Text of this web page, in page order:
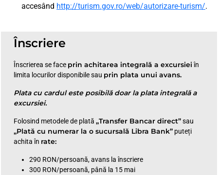
accesând http://turism.gov.ro/web/autorizare-turism/.
Înscriere
Înscrierea se face prin achitarea integrală a excursiei în
limita locurilor disponibile sau prin plata unui avans.
Plata cu cardul este posibilă doar la plata integrală a
excursiei.
Folosind metodele de plată „Transfer Bancar direct”sau
„Plată cu numerar la o sucursală Libra Bank” puteți
achita în rate:
290 RON/persoană, avans la înscriere
300 RON/persoană, până la 15 mai